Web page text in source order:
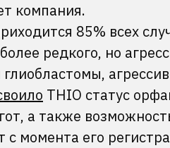
компания.
85% всех
редкого, но
THIO статус
а также
с момента его